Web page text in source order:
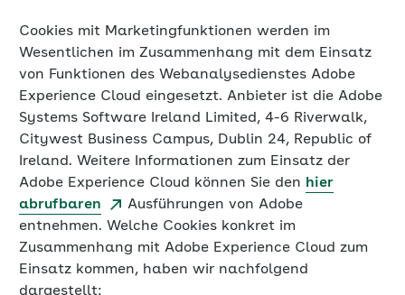
Cookies mit Marketingfunktionen werden im
Wesentlichen im Zusammenhang mit dem Einsatz
von Funktionen des Webanalysedienstes Adobe
Experience Cloud eingesetzt. Anbieter ist die Adobe
Systems Software Ireland Limited, 4-6 Riverwalk,
Citywest Business Campus, Dublin 24, Republic of
Ireland. Weitere Informationen zum Einsatz der
Adobe Experience Cloud können Sie den hier
abrufbaren
Ausführungen von Adobe
entnehmen. Welche Cookies konkret im
Zusammenhang mit Adobe Experience Cloud zum
Einsatz kommen, haben wir nachfolgend
dargestellt: